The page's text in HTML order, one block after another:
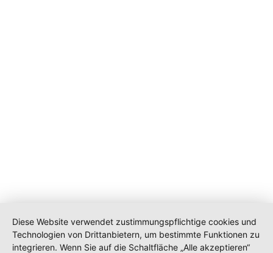
Diese Website verwendet zustimmungspflichtige cookies und
Technologien von Drittanbietern, um bestimmte Funktionen zu
integrieren. Wenn Sie auf die Schaltfläche „Alle akzeptieren“